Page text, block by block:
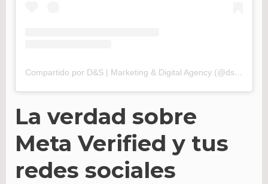
Compartido por D&S | Marketing & Digital Agency (@dsagencynyc)
La verdad sobre
Meta Verified y tus
redes sociales